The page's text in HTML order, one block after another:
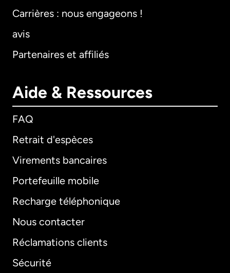
Carrières : nous engageons !
avis
Partenaires et affiliés
Aide & Ressources
FAQ
Retrait d'espèces
Virements bancaires
Portefeuille mobile
Recharge téléphonique
Nous contacter
Réclamations clients
Sécurité